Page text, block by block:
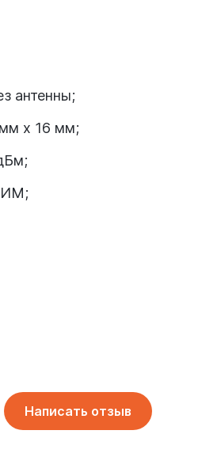
антенны;
x 16 мм;
Написать отзыв